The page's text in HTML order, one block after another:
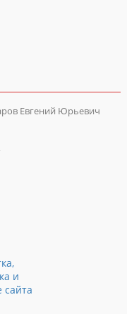
Евгений Юрьевич
и
сайта